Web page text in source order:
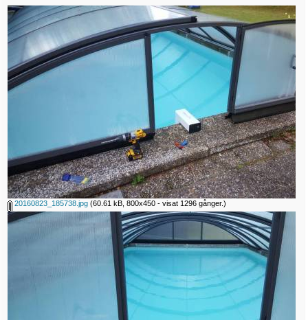
20160823_185738.jpg (60.61 kB, 800x450 - visat 1296 gånger.)